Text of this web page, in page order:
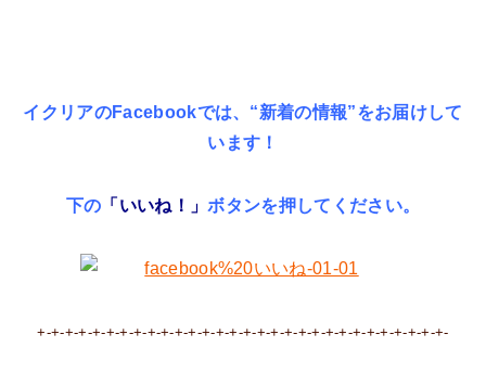
イクリアのFacebookでは、“新着の情報”をお届けして
います！
下の 「いいね！」ボタンを押してください。
+-+-+-+-+-+-+-+-+-+-+-+-+-+-+-+-+-+-+-+-+-+-+-+-+-+-+-+-+-+-